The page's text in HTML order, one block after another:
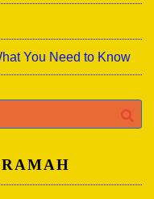
You Need to Know